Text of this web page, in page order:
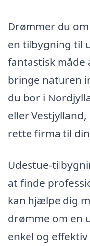
Drømmer du
en tilbygning til
fantastisk måde
bringe naturen
du bor i
eller
rette firma til
Udestue-
at finde
kan hjælpe dig
drømme om en
enkel og